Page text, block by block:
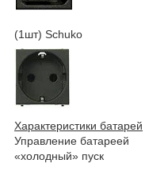
(1шт) Schuko
Характеристики батарей
Управление батареей
«холодный» пуск